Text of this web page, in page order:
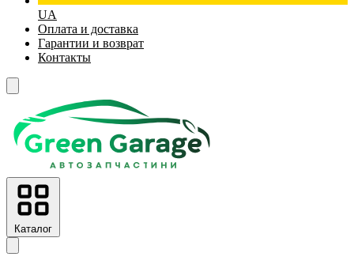
UA
Оплата и доставка
Гарантии и возврат
Контакты
Каталог